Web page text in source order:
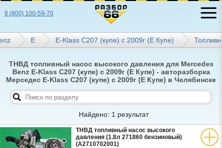
8 (800) 100-59-70
E E-Klass C207 (купе) с 2009г (Е Купе)
ТНВД топливный насос высокого давления для Mercedes
Benz E-Klass C207 (купе) с 2009г (Е Купе) - авторазборка
Мерседес E-Klass C207 (купе) с 2009г (Е Купе) в Челябинске
Найдено: 1 результат
ТНВД топливный насос высокого
давления (1.8л 271860 бензиновый)
(A2710702001)